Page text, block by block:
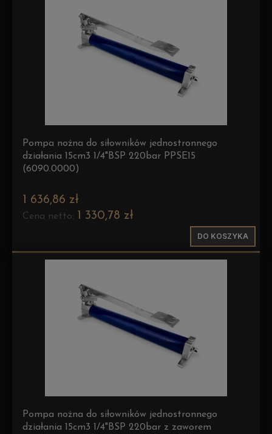
Pompa nożna do siłowników jednostronnego
działania 15cm3 1/4"BSP 220bar PPSE15
(6090.0000)
1 636,86 zł
Cena netto: 1 330,78 zł
DO KOSZYKA
Pompa nożna do siłowników jednostronnego
działania 15cm3 1/4"BSP 220bar z zaworem